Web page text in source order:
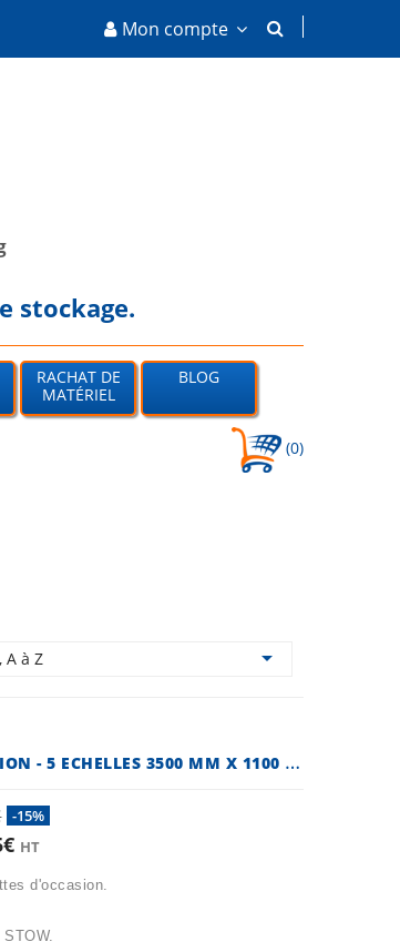
Mon compte
stockage.
RACHAT DE
MATÉRIEL
BLOG
(0)
A à Z 
R
AYONNAGE À PALETTES STOW OCCASION - 5 ECHELLES 3500 MM X 1100 MM
-15%
HT
d'occasion.